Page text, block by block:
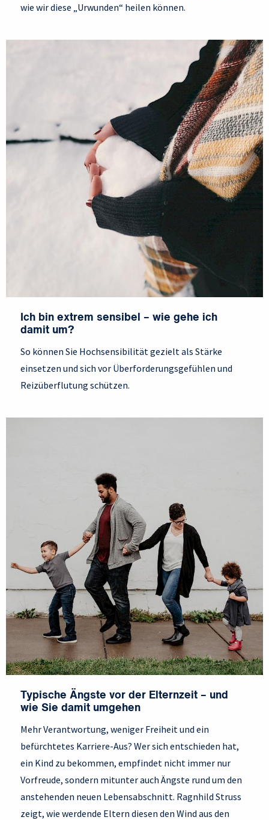
wie wir diese „Urwunden“ heilen können.
Ich bin extrem sensibel – wie gehe ich
damit um?
So können Sie Hochsensibilität gezielt als Stärke
einsetzen und sich vor Überforderungsgefühlen und
Reizüberflutung schützen.
Typische Ängste vor der Elternzeit – und
wie Sie damit umgehen
Mehr Verantwortung, weniger Freiheit und ein
befürchtetes Karriere-Aus? Wer sich entschieden hat,
ein Kind zu bekommen, empfindet nicht immer nur
Vorfreude, sondern mitunter auch Ängste rund um den
anstehenden neuen Lebensabschnitt. Ragnhild Struss
zeigt, wie werdende Eltern diesen den Wind aus den